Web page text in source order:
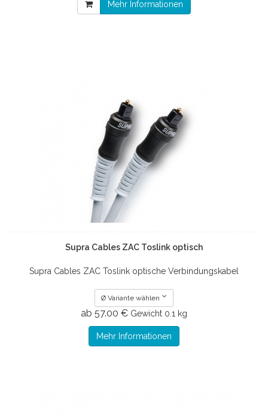
Mehr Informationen
Supra Cables ZAC Toslink optisch
Supra Cables ZAC Toslink optische Verbindungskabel
Ø Variante wählen
ab 57.00 € Gewicht 0.1 kg
Mehr Informationen